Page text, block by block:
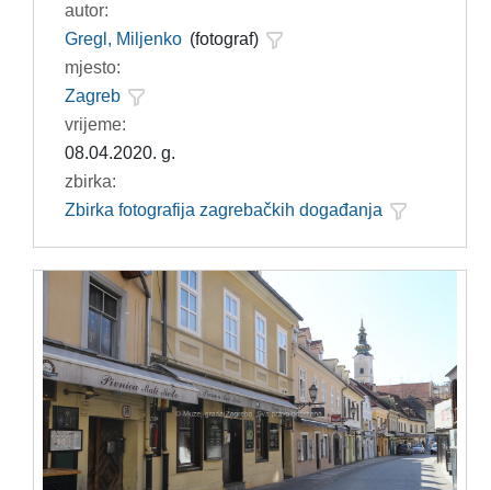
autor:
Gregl, Miljenko (fotograf)
mjesto:
Zagreb
vrijeme:
08.04.2020. g.
zbirka:
Zbirka fotografija zagrebačkih događanja